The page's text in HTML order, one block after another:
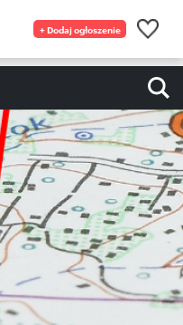
+ Dodaj ogłoszenie